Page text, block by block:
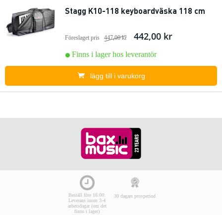
Stagg K10-118 keyboardväska 118 cm
Föreslaget pris 447,00 kr 442,00 kr
Finns i lager hos leverantör
lägg till i varukorg
Beställ före 16:00:
Leverans inom 3-4
arbetsdagar (om det
finns i lager)
30 dagars provperiod